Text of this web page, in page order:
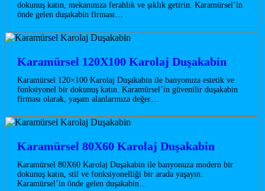
dokunuş katın, mekanınıza ferahlık ve şıklık getirin. Karamürsel’in
önde gelen duşakabin firması…
Karamürsel 120X100 Karolaj Duşakabin
Karamürsel 120×100 Karolaj Duşakabin ile banyonuza estetik ve
fonksiyonel bir dokunuş katın. Karamürsel’in güvenilir duşakabin
firması olarak, yaşam alanlarınıza değer…
Karamürsel 80X60 Karolaj Duşakabin
Karamürsel 80X60 Karolaj Duşakabin ile banyonuza modern bir
dokunuş katın, stil ve fonksiyonelliği bir arada yaşayın.
Karamürsel’in önde gelen duşakabin…